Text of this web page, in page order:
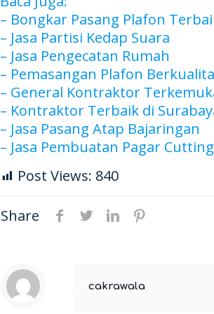
– Bongkar Pasang Plafon
– Jasa Partisi Kedap Suara
– Jasa Pengecatan Rumah
– Pemasangan Plafon
– General Kontraktor
– Kontraktor Terbaik di
– Jasa Pasang Atap Bajaringan
– Jasa Pembuatan Pagar Cutting
Post Views: 840
Share
cakrawala